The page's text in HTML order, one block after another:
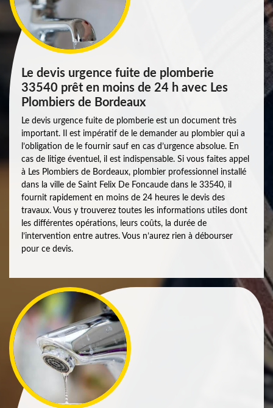
Le devis urgence fuite de plomberie
33540 prêt en moins de 24 h avec Les
Plombiers de Bordeaux
Le devis urgence fuite de plomberie est un document très
important. Il est impératif de le demander au plombier qui a
l’obligation de le fournir sauf en cas d’urgence absolue. En
cas de litige éventuel, il est indispensable. Si vous faites appel
à Les Plombiers de Bordeaux, plombier professionnel installé
dans la ville de Saint Felix De Foncaude dans le 33540, il
fournit rapidement en moins de 24 heures le devis des
travaux. Vous y trouverez toutes les informations utiles dont
les différentes opérations, leurs coûts, la durée de
l’intervention entre autres. Vous n’aurez rien à débourser
pour ce devis.